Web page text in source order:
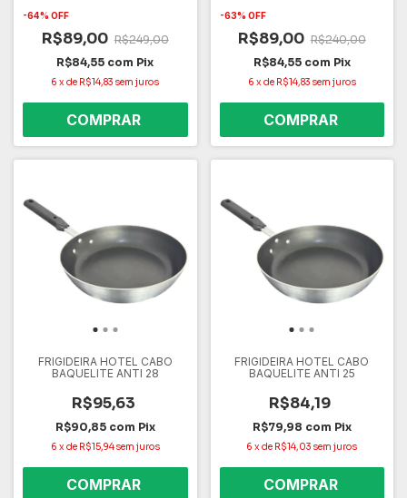
Gás, Elétrico e Cooktop – Não
-64% OFF
R$89,00 R$249,00
R$84,55 com Pix
6 xde R$14,83 sem juros
Elétrico e Cooktop – Não
-63% OFF
R$89,00 R$240,00
R$84,55 com Pix
6 xde R$14,83 sem juros
FRIGIDEIRA HOTEL CABO
BAQUELITE ANTI 28
R$95,63
R$90,85 com Pix
6 xde R$15,94sem juros
FRIGIDEIRA HOTEL CABO
BAQUELITE ANTI 25
R$84,19
R$79,98 com Pix
6 xde R$14,03 sem juros